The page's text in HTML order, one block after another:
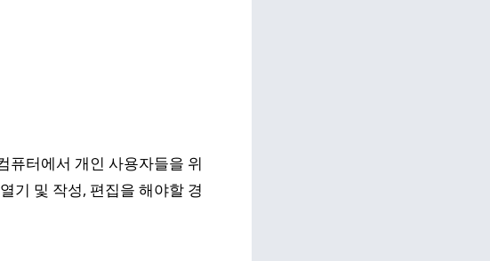
퓨터에서 개인 사용자들을 위
기 및 작성, 편집을 해야할 경